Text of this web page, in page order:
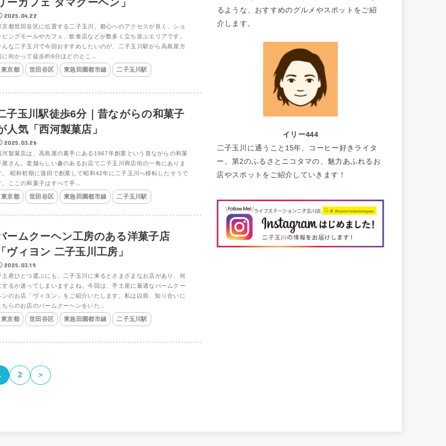
ーカフェ タマクーヘン」
2025.04.22
京都世田谷区に位置する二子玉川。都心へのアクセスが良く、ショ
ピングモールやカフェ、飲食店などが数多く立ち並ぶエリアです。
んな二子玉川で今回おすすめしたいのが、二子玉川駅から高島屋方
に向かって徒歩約6分ほどのとこ...
東京都 世田谷区 東急田園都市線 二子玉川駅
子玉川駅徒歩6分｜昔ながらの和菓子
人気「西河製菓店」
2025.03.26
河製菓店は、高島屋の裏手にある1967年創業という昔ながらの和菓
屋さん。老舗らしい趣のあるお店で二子玉川商店街の一角にありま
。 昭和初期に蒲田で創業して昭和42年に二子玉川へ移転したそうで
。ここの和菓子はすべて手...
東京都 世田谷区 東急田園都市線 二子玉川駅
ームクーヘン工房のある洋菓子店
ヴィヨン 二子玉川工房」
2025.03.19
土産ひとつ選ぶにも、二子玉川に来るとさまざまなお店があり、何
するか迷ってしまいますよね。今回は、手土産に最適なバームクー
ンのお店「ヴィヨン」をご紹介いたします。私は以前、知り合いに
ちらのお店のバームクーヘンをいた...
東京都 世田谷区 東急田園都市線 二子玉川駅
2 ＞
るような、おすすめのグルメやスポットをご紹
介します。
イリー444
二子玉川に通うこと15年、コーヒー好きライタ
ー。第2のふるさとニコタマの、魅力あふれるお
店やスポットをご紹介していきます！